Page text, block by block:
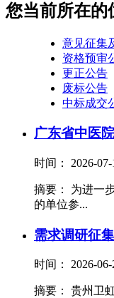
您当前所在的
意见征集
资格预审
更正公告
废标公告
中标成交
广东省中医
时间： 2026-07-
摘要： 为进一
的单位参...
需求调研征
时间： 2026-06-
摘要： 贵州卫